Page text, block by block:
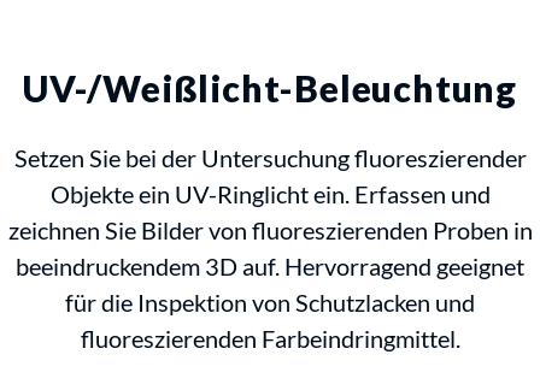
UV-/Weißlicht-Beleuchtung
Setzen Sie bei der Untersuchung fluoreszierender
Objekte ein UV-Ringlicht ein. Erfassen und
zeichnen Sie Bilder von fluoreszierenden Proben in
beeindruckendem 3D auf. Hervorragend geeignet
für die Inspektion von Schutzlacken und
fluoreszierenden Farbeindringmittel.